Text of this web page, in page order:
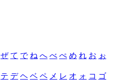
ぜ て で ね へ べ ぺ め れ お ぉ
テ デ ヘ ベ ペ メ レ オ ォ コ ゴ